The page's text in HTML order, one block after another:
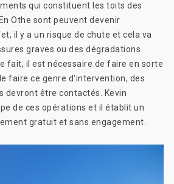
qui constituent les toits des
Othe sont peuvent devenir
il y a un risque de chute et cela va
graves ou des dégradations
fait, il est nécessaire de faire en sorte
faire ce genre d'intervention, des
devront être contactés. Kevin
de ces opérations et il établit un
gratuit et sans engagement.